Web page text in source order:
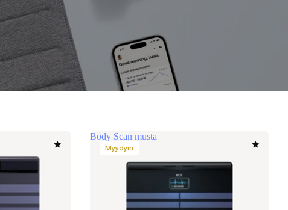
Body Scan musta
Myydyin